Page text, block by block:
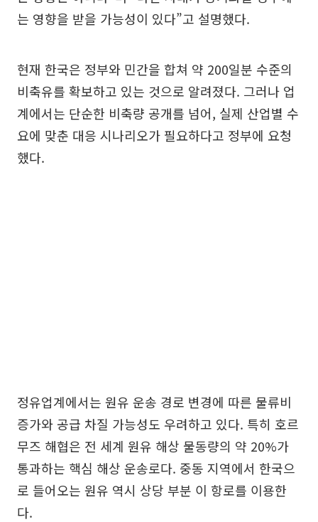
는 영향을 받을 가능성이 있다”고 설명했다.
현재 한국은 정부와 민간을 합쳐 약 200일분 수준의
비축유를 확보하고 있는 것으로 알려졌다. 그러나 업
계에서는 단순한 비축량 공개를 넘어, 실제 산업별 수
요에 맞춘 대응 시나리오가 필요하다고 정부에 요청
했다.
정유업계에서는 원유 운송 경로 변경에 따른 물류비
증가와 공급 차질 가능성도 우려하고 있다. 특히 호르
무즈 해협은 전 세계 원유 해상 물동량의 약 20%가
통과하는 핵심 해상 운송로다. 중동 지역에서 한국으
로 들어오는 원유 역시 상당 부분 이 항로를 이용한
다.